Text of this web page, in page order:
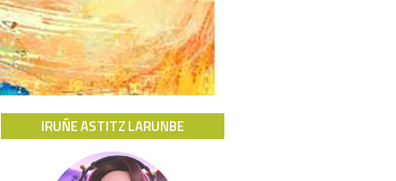
IRUÑE ASTITZ LARUNBE